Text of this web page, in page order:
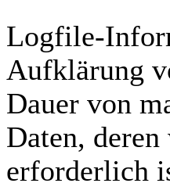
Logfile-
Aufklärung
Dauer von
Daten,
erforderlich